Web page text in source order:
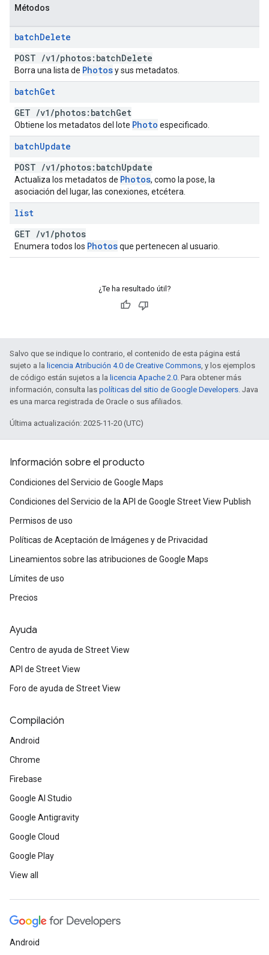
Métodos
batchDelete
POST /v1 /photos:batchDelete
Borra una lista de Photosy sus metadatos.
batchGet
GET /v1 /photos:batchGet
Obtiene los metadatos del lote Photo especificado.
batchUpdate
POST /v1 /photos:batchUpdate
Actualiza los metadatos de Photos, como la pose, la
asociación del lugar, las conexiones, etcétera.
list
GET /v1 /photos
Enumera todos los Photosque pertenecen al usuario.
¿Te ha resultado útil?
Salvo que se indique lo contrario, el contenido de esta página está
sujeto a la licencia Atribución 4.0 de Creative Commons, y los ejemplos
de código están sujetos a la licencia Apache 2.0. Para obtener más
información, consulta las políticas del sitio de Google Developers. Java
es una marca registrada de Oracle o sus afiliados.
Última actualización: 2025-11-20 (UTC)
Información sobre el producto
Condiciones del Servicio de Google Maps
Condiciones del Servicio de la API de Google Street View Publish
Permisos de uso
Políticas de Aceptación de Imágenes y de Privacidad
Lineamientos sobre las atribuciones de Google Maps
Límites de uso
Precios
Ayuda
Centro de ayuda de Street View
API de Street View
Foro de ayuda de Street View
Compilación
Android
Chrome
Firebase
Google AI Studio
Google Antigravity
Google Cloud
Google Play
View all
Android